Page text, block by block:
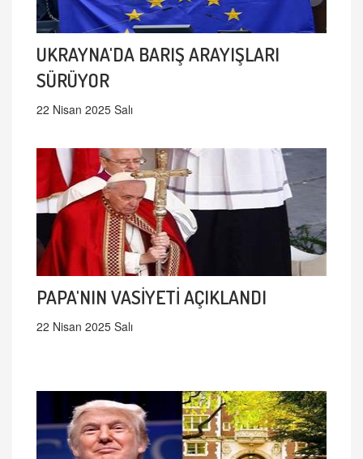
UKRAYNA'DA BARIŞ ARAYIŞLARI
SÜRÜYOR
22 Nisan 2025 Salı
PAPA'NIN VASİYETİ AÇIKLANDI
22 Nisan 2025 Salı